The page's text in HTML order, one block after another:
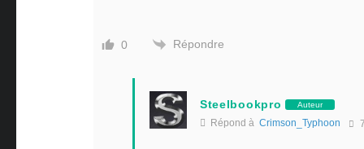
0 Répondre
Steelbookpro Auteur
Répond à Crimson_Typhoon